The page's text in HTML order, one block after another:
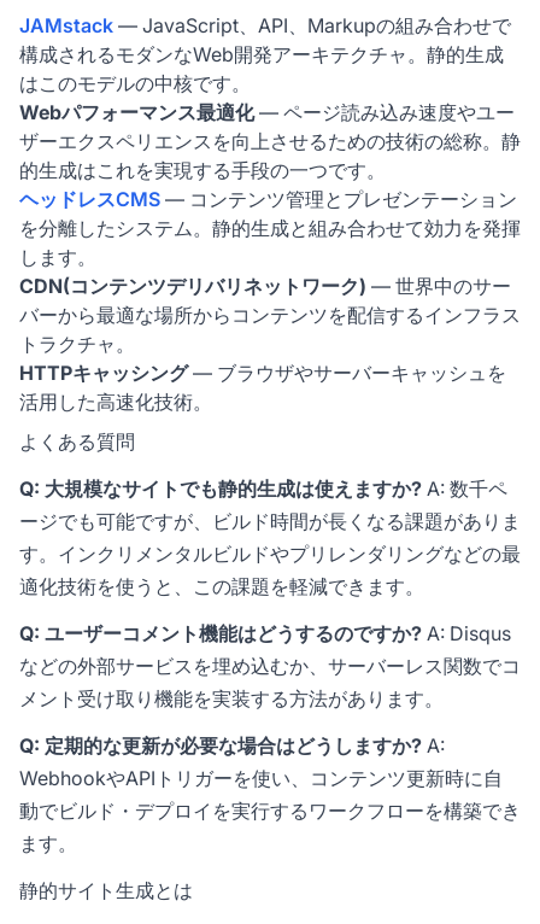
JAMstack — JavaScript、API、Markupの組み合わせで
構成されるモダンなWeb開発アーキテクチャ。静的生成
はこのモデルの中核です。
Webパフォーマンス最適化— ページ読み込み速度やユー
ザーエクスペリエンスを向上させるための技術の総称。静
的生成はこれを実現する手段の一つです。
ヘッドレスCMS — コンテンツ管理とプレゼンテーション
を分離したシステム。静的生成と組み合わせて効力を発揮
します。
CDN(コンテンツデリバリネットワーク) — 世界中のサー
バーから最適な場所からコンテンツを配信するインフラス
トラクチャ。
HTTPキャッシング— ブラウザやサーバーキャッシュを
活用した高速化技術。
よくある質問
Q: 大規模なサイトでも静的生成は使えますか? A: 数千ペ
ージでも可能ですが、ビルド時間が長くなる課題がありま
す。インクリメンタルビルドやプリレンダリングなどの最
適化技術を使うと、この課題を軽減できます。
Q: ユーザーコメント機能はどうするのですか? A: Disqus
などの外部サービスを埋め込むか、サーバーレス関数でコ
メント受け取り機能を実装する方法があります。
Q: 定期的な更新が必要な場合はどうしますか? A:
WebhookやAPIトリガーを使い、コンテンツ更新時に自
動でビルド・デプロイを実行するワークフローを構築でき
ます。
静的サイト生成とは